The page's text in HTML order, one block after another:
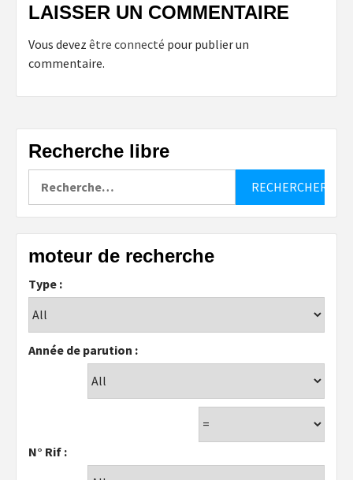
LAISSER UN COMMENTAIRE
Vous devez être connecté pour publier un
commentaire.
Recherche libre
moteur de recherche
Type :
Année de parution :
N° Rif :